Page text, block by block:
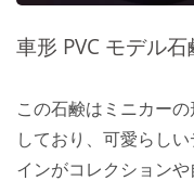
車形 PVC モデル石
この石鹸はミニカーの
しており、可愛らしい
インがコレクションや